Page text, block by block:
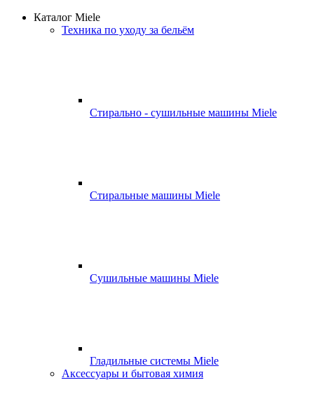
Каталог Miele
Техника по уходу за бельём
Стирально - сушильные машины Miele
Стиральные машины Miele
Сушильные машины Miele
Гладильные системы Miele
Аксессуары и бытовая химия